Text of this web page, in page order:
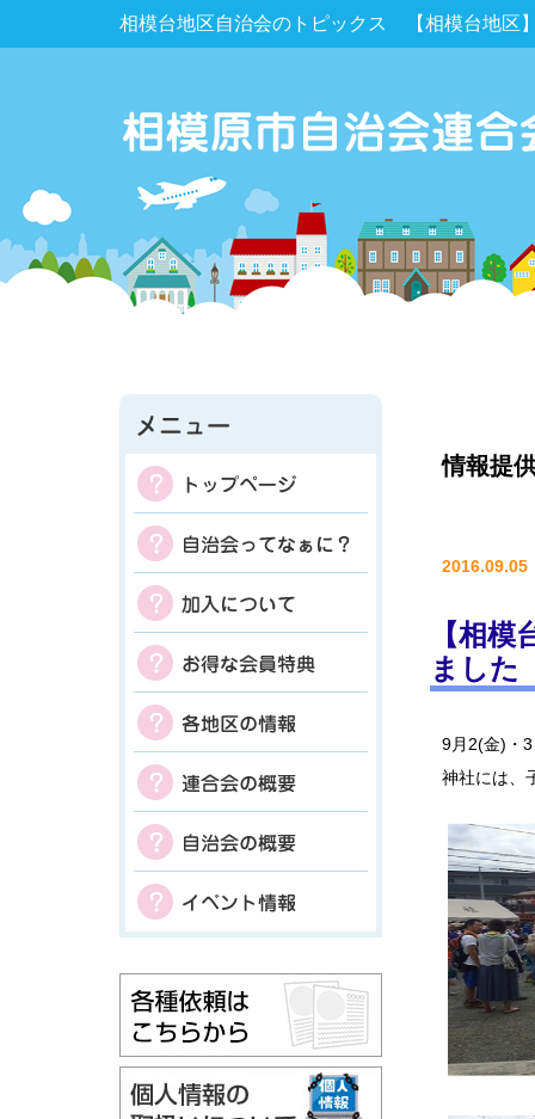
相模台地区自治会のトピックス 【相模台地区
情報提
2016.09.05
【相
ました
9月2(金)・
神社には、